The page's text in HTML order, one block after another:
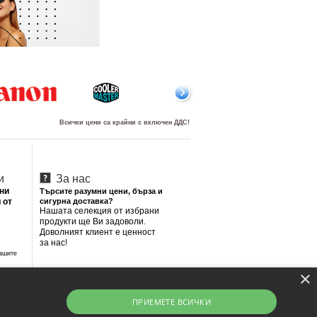
Всички цени са крайни с включен ДДС!
от
За нас
Търсите разумни цени, бърза и
сигурна доставка?
Нашата селекция от избрани
продукти ще Ви задоволи.
Доволният клиент е ценност
за нас!
×
ПРИЕМЕТЕ ВСИЧКИ